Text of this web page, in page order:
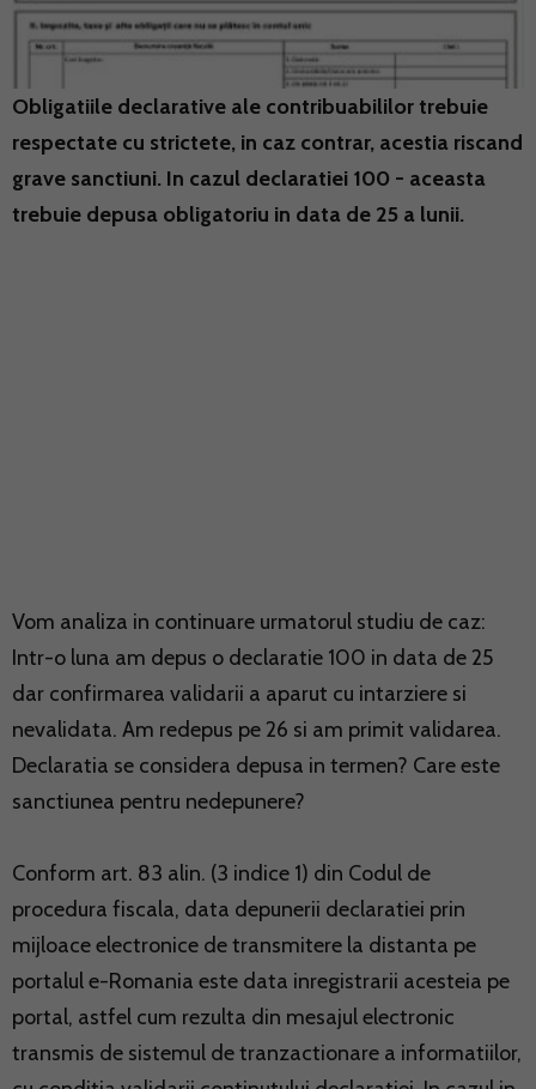
Obligatiile declarative ale contribuabililor trebuie
respectate cu strictete, in caz contrar, acestia riscand
grave sanctiuni. In cazul declaratiei 100 - aceasta
trebuie depusa obligatoriu in data de 25 a lunii.
Vom analiza in continuare urmatorul studiu de caz:
Intr-o luna am depus o declaratie 100 in data de 25
dar confirmarea validarii a aparut cu intarziere si
nevalidata. Am redepus pe 26 si am primit validarea.
Declaratia se considera depusa in termen? Care este
sanctiunea pentru nedepunere?
Conform art. 83 alin. (3 indice 1) din Codul de
procedura fiscala, data depunerii declaratiei prin
mijloace electronice de transmitere la distanta pe
portalul e-Romania este data inregistrarii acesteia pe
portal, astfel cum rezulta din mesajul electronic
transmis de sistemul de tranzactionare a informatiilor,